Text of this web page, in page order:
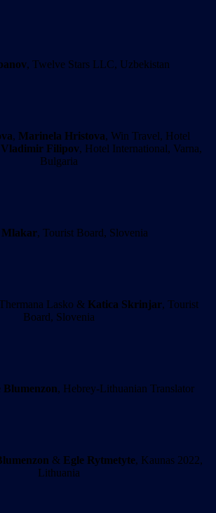
, Twelve Stars LLC, Uzbekistan
, Marinela Hristova, Win Travel, Hotel
Vladimir Filipov, Hotel International, Varna,
Bulgaria
, Tourist Board, Slovenia
Lasko & Katica Skrinjar, Tourist
Board, Slovenia
Blumenzon, Hebrey-Lithuanian Translator
& Egle Rytmetyte, Kaunas 2022,
Lithuania